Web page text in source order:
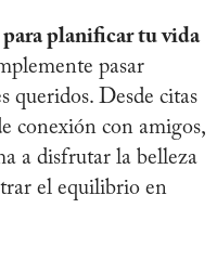
planificar tu vida
pasar
queridos. Desde citas
conexión con amigos,
a disfrutar la belleza
el equilibrio en